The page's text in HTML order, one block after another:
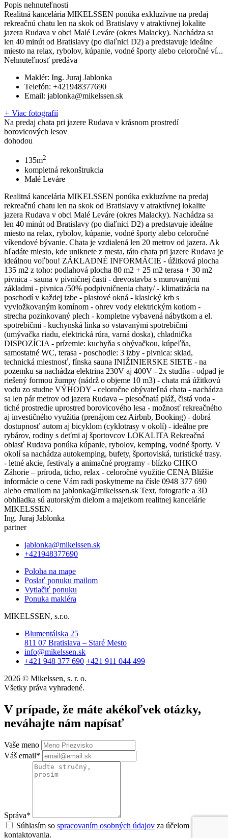
Popis nehnuteľnosti
Realitná kancelária MIKELSSEN ponúka exkluzívne na predaj
rekreačnú chatu len na skok od Bratislavy v atraktívnej lokalite
jazera Rudava v obci Malé Leváre (okres Malacky). Nachádza sa
len 40 minút od Bratislavy (po diaľnici D2) a predstavuje ideálne
miesto na relax, rybolov, kúpanie, vodné športy alebo celoročné ví...
Nehnuteľnosť predáva
Maklér: Ing. Juraj Jablonka
Telefón: +421948377690
Email: jablonka@mikelssen.sk
+ Viac fotografií
Na predaj chata pri jazere Rudava v krásnom prostredí
borovicových lesov
dohodou
135m2
kompletná rekonštrukcia
Malé Leváre
Realitná kancelária MIKELSSEN ponúka exkluzívne na predaj
rekreačnú chatu len na skok od Bratislavy v atraktívnej lokalite
jazera Rudava v obci Malé Leváre (okres Malacky). Nachádza sa
len 40 minút od Bratislavy (po diaľnici D2) a predstavuje ideálne
miesto na relax, rybolov, kúpanie, vodné športy alebo celoročné
víkendové bývanie. Chata je vzdialená len 20 metrov od jazera. Ak
hľadáte miesto, kde uniknete z mesta, táto chata pri jazere Rudava je
ideálnou voľbou! ZÁKLADNÉ INFORMÁCIE - úžitková plocha
135 m2 z toho: podlahová plocha 80 m2 + 25 m2 terasa + 30 m2
pivnica - sauna v pivničnej časti - drevostavba s murovanými
základmi - pivnica /50% podpivničnenia chaty/ - klimatizácia na
poschodí v každej izbe - plastové okná - klasický krb s
vyvložkovaným komínom - ohrev vody elektrickým kotlom -
strecha pozinkovaný plech - kompletne vybavená nábytkom a el.
spotrebičmi - kuchynská linka so vstavanými spotrebičmi
(umývačka riadu, elektrická rúra, varná doska), chladnička
DISPOZÍCIA - prízemie: kuchyňa s obývačkou, kúpeľňa,
samostatné WC, terasa - poschodie: 3 izby - pivnica: sklad,
technická miestnosť, fínska sauna INIŽINIERSKE SIETE - na
pozemku sa nachádza elektrina 230V aj 400V - 2x studňa - odpad je
riešený formou žumpy (nádrž o objeme 10 m3) - chata má úžitkovú
vodu zo studne VÝHODY - celoročne obývateľná chata - nachádza
sa len pár metrov od jazera Rudava – piesočnatá pláž, čistá voda -
tiché prostredie uprostred borovicového lesa - možnosť rekreačného
aj investičného využitia (prenájom cez Airbnb, Booking) - dobrá
dostupnosť autom aj bicyklom (cyklotrasy v okolí) - ideálne pre
rybárov, rodiny s deťmi aj športovcov LOKALITA Rekreačná
oblasť Rudava ponúka kúpanie, rybolov, kemping, vodné športy. V
okolí sa nachádza autokemping, bufety, športoviská, turistické trasy.
- letné akcie, festivaly a animačné programy - blízko CHKO
Záhorie – príroda, ticho, relax - celoročné využitie CENA Bližšie
informácie o cene Vám radi poskytneme na čísle 0948 377 690
alebo emailom na jablonka@mikelssen.sk Text, fotografie a 3D
obhliadka sú autorským dielom a majetkom realitnej kancelárie
MIKELSSEN.
Ing. Juraj Jablonka
partner
jablonka@mikelssen.sk
+421948377690
Poloha na mape
Poslať ponuku mailom
Vytlačiť ponuku
Ponuka makléra
MIKELSSEN, s.r.o.
Blumentálska 25
811 07 Bratislava – Staré Mesto
info@mikelssen.sk
+421 948 377 690 +421 911 044 499
2026 © Mikelssen, s. r. o.
Všetky práva vyhradené.
V prípade, že máte akékoľvek otázky,
neváhajte nám napísať
Vaše meno
Váš email*
Správa*
Súhlasím so spracovaním osobných údajov za účelom
kontaktovania.